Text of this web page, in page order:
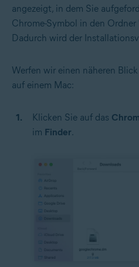
angezeigt, in dem Sie
Chrome-Symbol in den
Dadurch wird der
Werfen wir einen näheren
auf einem Mac:
Klicken Sie auf das
im Finder.